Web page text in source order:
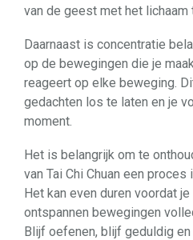
van de geest met het
Daarnaast is concentratie
op de bewegingen die je
reageert op elke beweging.
gedachten los te laten en je
moment.
Het is belangrijk om te
van Tai Chi Chuan een
Het kan even duren voordat
ontspannen bewegingen
Blijf oefenen, blijf geduldig